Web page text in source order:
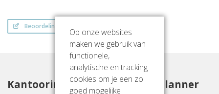
Beoordeling schrijven
Kantoorinrichting met Officeplanner
Op onze websites
maken we gebruik van
functionele,
analytische en tracking
cookies om je een zo
goed mogelijke